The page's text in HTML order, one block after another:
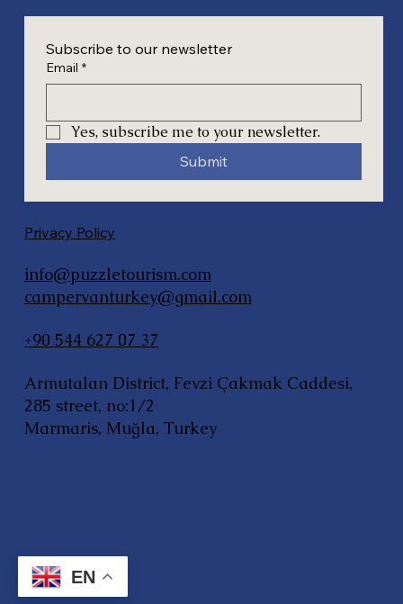
EN
Subscribe to our newsletter
Email *
Yes, subscribe me to your newsletter.
Submit
Privacy Policy
info@puzzletourism.com
campervanturkey@gmail.com
+90 544 627 07 37
Armutalan District, Fevzi Çakmak Caddesi,
285 street, no:1/2
Marmaris, Muğla, Turkey